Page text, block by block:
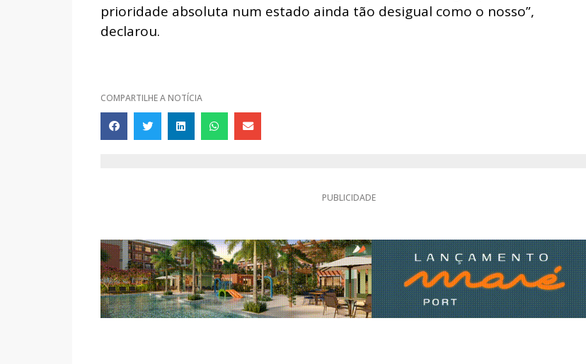
prioridade absoluta num estado ainda tão desigual como o nosso”,
declarou.
COMPARTILHE A NOTÍCIA
PUBLICIDADE